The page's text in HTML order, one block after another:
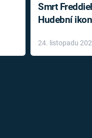
Smrt
Hudební
léky
24. listopadu